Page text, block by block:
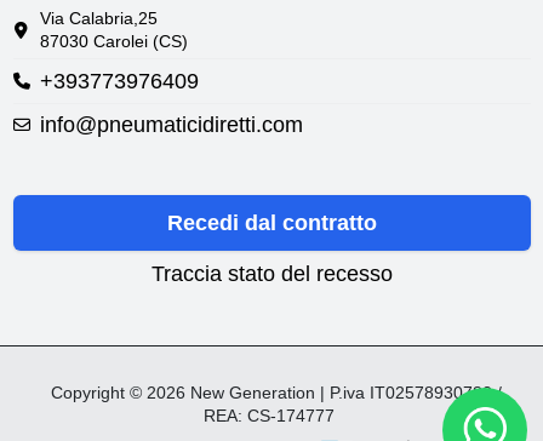
Via Calabria,25
87030 Carolei (CS)
+393773976409
info@pneumaticidiretti.com
Recedi dal contratto
Traccia stato del recesso
Copyright © 2026 New Generation | P.iva IT02578930782 /
REA: CS-174777